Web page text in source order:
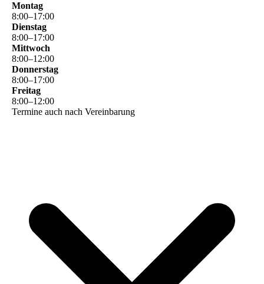
Montag
8:00–17:00
Dienstag
8:00–17:00
Mittwoch
8:00–12:00
Donnerstag
8:00–17:00
Freitag
8:00–12:00
Termine auch nach Vereinbarung